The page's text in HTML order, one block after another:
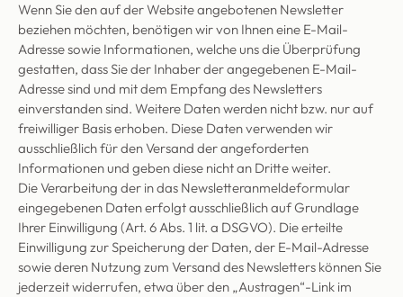
Wenn Sie den auf der Website angebotenen Newsletter
beziehen möchten, benötigen wir von Ihnen eine E-Mail-
Adresse sowie Informationen, welche uns die Überprüfung
gestatten, dass Sie der Inhaber der angegebenen E-Mail-
Adresse sind und mit dem Empfang des Newsletters
einverstanden sind. Weitere Daten werden nicht bzw. nur auf
freiwilliger Basis erhoben. Diese Daten verwenden wir
ausschließlich für den Versand der angeforderten
Informationen und geben diese nicht an Dritte weiter.
Die Verarbeitung der in das Newsletteranmeldeformular
eingegebenen Daten erfolgt ausschließlich auf Grundlage
Ihrer Einwilligung (Art. 6 Abs. 1 lit. a DSGVO). Die erteilte
Einwilligung zur Speicherung der Daten, der E-Mail-Adresse
sowie deren Nutzung zum Versand des Newsletters können Sie
jederzeit widerrufen, etwa über den „Austragen“-Link im